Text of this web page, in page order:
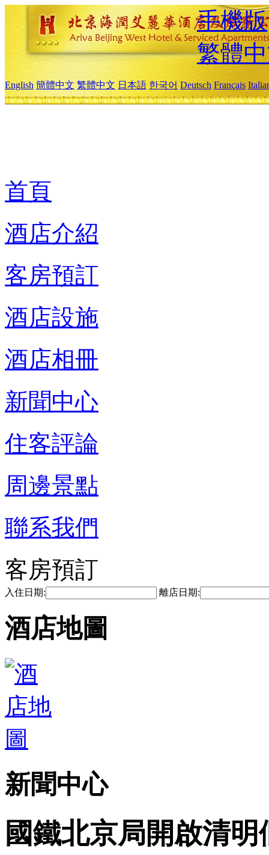
手機版
繁體
English 簡體中文 繁體中文 日本語 한국어 Deutsch Français
首頁
酒店介紹
客房預訂
酒店設施
酒店相冊
新聞中心
住客評論
周邊景點
聯系我們
客房預訂
入住日期: 離店日期:
酒店地圖
新聞中心
國鐵北京局開啟清